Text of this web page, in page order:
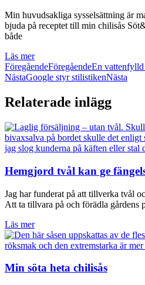
Min huvudsakliga sysselsättning är
bjuda på receptet till min chilisås
både
Läs mer
FöregåendeFöregåendeEn vattenfylld
NästaGoogle styr stilistikenNästa
Relaterade inlägg
Hemgjord tvål kan ge
Jag har funderat på att tillverka tvål
Att ta tillvara på och förädla gårdens
Läs mer
Min söta heta chilisås